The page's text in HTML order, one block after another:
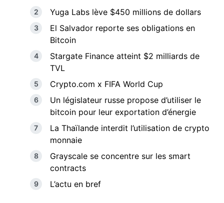
Yuga Labs lève $450 millions de dollars
El Salvador reporte ses obligations en
Bitcoin
Stargate Finance atteint $2 milliards de
TVL
Crypto.com x FIFA World Cup
Un législateur russe propose d’utiliser le
bitcoin pour leur exportation d’énergie
La Thaïlande interdit l’utilisation de crypto
monnaie
Grayscale se concentre sur les smart
contracts
L’actu en bref